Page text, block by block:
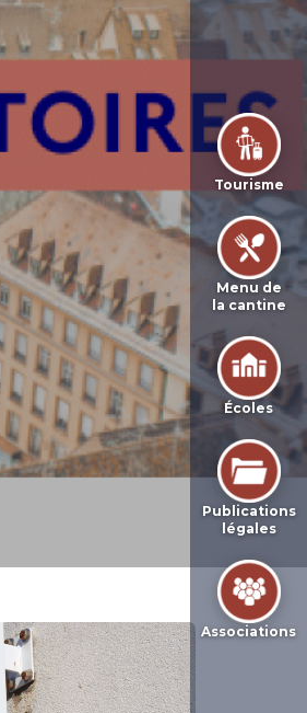
Tourisme
Menu de
la cantine
Écoles
Publications
légales
Associations